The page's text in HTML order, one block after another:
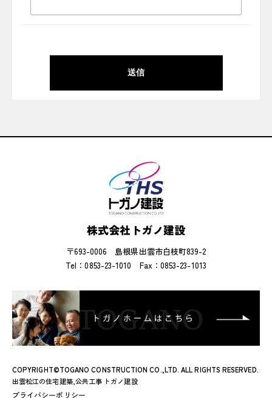
株式会社トガノ建設
〒693-0006 島根県出雲市白枝町839-2
Tel：0853-23-1010 Fax：0853-23-1013
COPYRIGHT©TOGANO CONSTRUCTION CO.,LTD. ALL RIGHTS RESERVED.
出雲松江の住宅建築,公共工事 トガノ建設
プライバシーポリシー